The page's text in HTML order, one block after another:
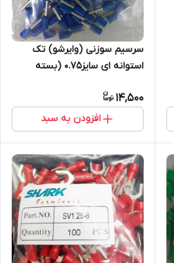
سرسیم سوزنی (وایرشو) تک
استوانه ای سایز0.75 (بسته
14,500
افزودن به سبد